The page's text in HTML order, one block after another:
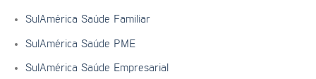
SulAmérica Saúde Familiar
SulAmérica Saúde PME
SulAmérica Saúde Empresarial